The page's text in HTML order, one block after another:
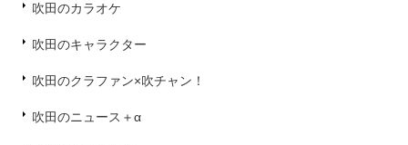
吹田のカラオケ
吹田のキャラクター
吹田のクラファン×吹チャン！
吹田のニュース＋α